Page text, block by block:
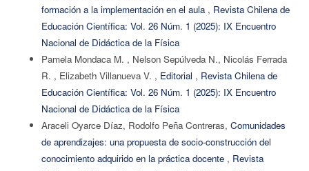
formación a la implementación en el aula , Revista Chilena de
Educación Científica: Vol. 26 Núm. 1 (2025): IX Encuentro
Nacional de Didáctica de la Física
Pamela Mondaca M. , Nelson Sepúlveda N., Nicolás Ferrada
R. , Elizabeth Villanueva V. , Editorial , Revista Chilena de
Educación Científica: Vol. 26 Núm. 1 (2025): IX Encuentro
Nacional de Didáctica de la Física
Araceli Oyarce Díaz, Rodolfo Peña Contreras, Comunidades
de aprendizajes: una propuesta de socio-construcción del
conocimiento adquirido en la práctica docente , Revista